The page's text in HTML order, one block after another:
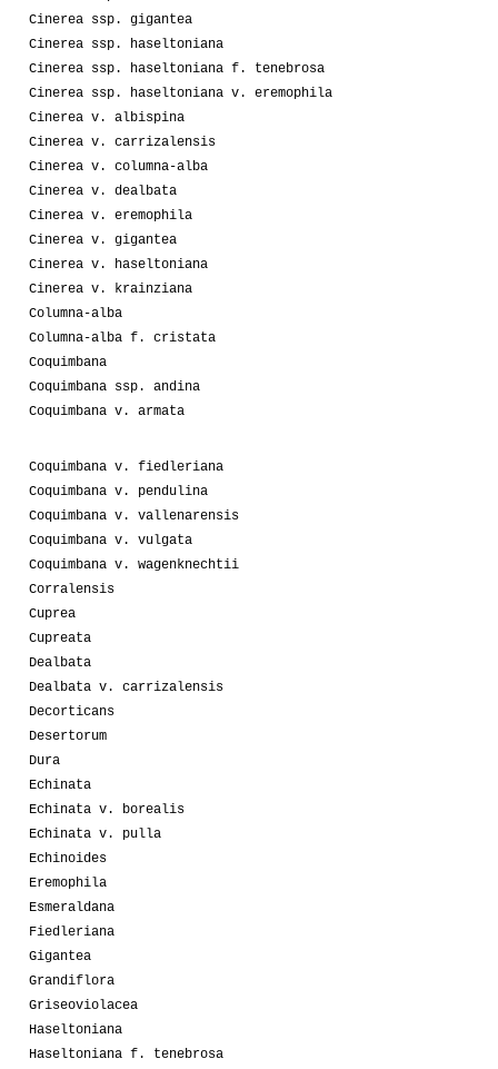
Cinerea ssp. gigantea
Cinerea ssp. haseltoniana
Cinerea ssp. haseltoniana f. tenebrosa
Cinerea ssp. haseltoniana v. eremophila
Cinerea v. albispina
Cinerea v. carrizalensis
Cinerea v. columna-alba
Cinerea v. dealbata
Cinerea v. eremophila
Cinerea v. gigantea
Cinerea v. haseltoniana
Cinerea v. krainziana
Columna-alba
Columna-alba f. cristata
Coquimbana
Coquimbana ssp. andina
Coquimbana v. armata
Coquimbana v. fiedleriana
Coquimbana v. pendulina
Coquimbana v. vallenarensis
Coquimbana v. vulgata
Coquimbana v. wagenknechtii
Corralensis
Cuprea
Cupreata
Dealbata
Dealbata v. carrizalensis
Decorticans
Desertorum
Dura
Echinata
Echinata v. borealis
Echinata v. pulla
Echinoides
Eremophila
Esmeraldana
Fiedleriana
Gigantea
Grandiflora
Griseoviolacea
Haseltoniana
Haseltoniana f. tenebrosa